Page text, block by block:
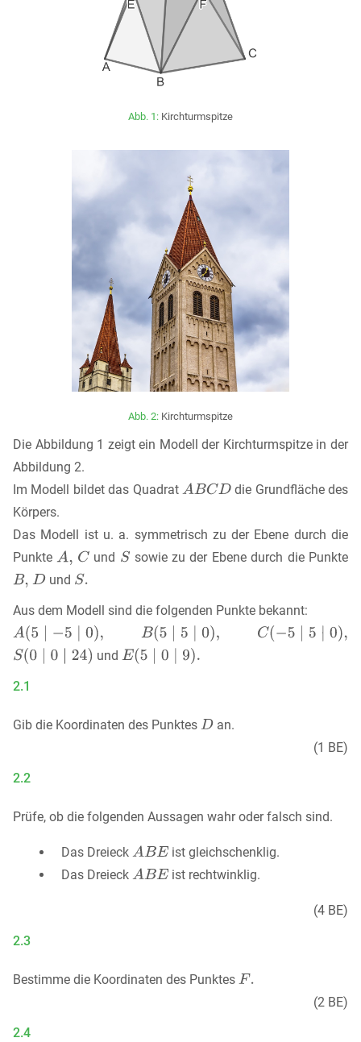
Abb. 1: Kirchturmspitze
Abb. 2: Kirchturmspitze
Die Abbildung 1 zeigt ein Modell der Kirchturmspitze in der
Abbildung 2.
Im Modell bildet das Quadrat
die Grundfläche des
Körpers.
Das Modell ist u. a. symmetrisch zu der Ebene durch die
Punkte
und
sowie zu der Ebene durch die Punkte
und
Aus dem Modell sind die folgenden Punkte bekannt:
und
2.1
Gib die Koordinaten des Punktes
an.
(1 BE)
2.2
Prüfe, ob die folgenden Aussagen wahr oder falsch sind.
Das Dreieck
ist gleichschenklig.
Das Dreieck
ist rechtwinklig.
(4 BE)
2.3
Bestimme die Koordinaten des Punktes
(2 BE)
2.4